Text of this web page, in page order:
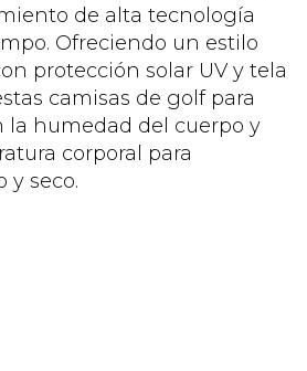
de alta tecnología
Ofreciendo un estilo
protección solar UV y tela
camisas de golf para
la humedad del cuerpo y
corporal para
y seco.